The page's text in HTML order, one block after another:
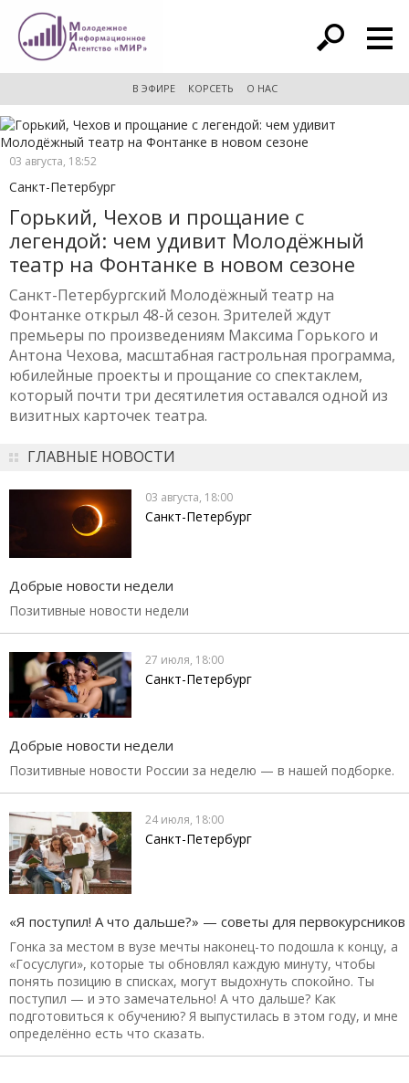
расширенный поиск
В ЭФИРЕ КОРСЕТЬ О НАС
03 августа, 18:52
Санкт-Петербург
Горький, Чехов и прощание с
легендой: чем удивит Молодёжный
театр на Фонтанке в новом сезоне
Санкт-Петербургский Молодёжный театр на
Фонтанке открыл 48-й сезон. Зрителей ждут
премьеры по произведениям Максима Горького и
Антона Чехова, масштабная гастрольная программа,
юбилейные проекты и прощание со спектаклем,
который почти три десятилетия оставался одной из
визитных карточек театра.
ГЛАВНЫЕ НОВОСТИ
03 августа, 18:00
Санкт-Петербург
Добрые новости недели
Позитивные новости недели
27 июля, 18:00
Санкт-Петербург
Добрые новости недели
Позитивные новости России за неделю — в нашей подборке.
24 июля, 18:00
Санкт-Петербург
«Я поступил! А что дальше?» — советы для первокурсников
Гонка за местом в вузе мечты наконец-то подошла к концу, а
«Госуслуги», которые ты обновлял каждую минуту, чтобы
понять позицию в списках, могут выдохнуть спокойно. Ты
поступил — и это замечательно! А что дальше? Как
подготовиться к обучению? Я выпустилась в этом году, и мне
определённо есть что сказать.